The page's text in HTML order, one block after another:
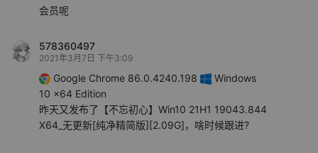
会员呢
578360497
2021年3月7日 下午3:09
Google Chrome 86.0.4240.198
Windows
10 x64 Edition
昨天又发布了【不忘初心】Win10 21H1 19043.844
X64_无更新[纯净精简版][2.09G]，啥时候跟进?